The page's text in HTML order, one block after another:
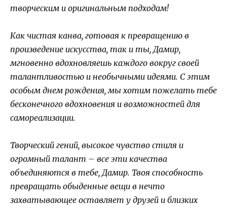
творческим и оригинальным подходам!
Как чистая канва, готовая к превращению в
произведение искусства, так и ты, Дамир,
мгновенно вдохновляешь каждого вокруг своей
талантливостью и необычными идеями. С этим
особым днем рождения, мы хотим пожелать тебе
бесконечного вдохновения и возможностей для
самореализации.
Творческий гений, высокое чувство стиля и
огромный талант – все эти качества
объединяются в тебе, Дамир. Твоя способность
превращать обыденные вещи в нечто
захватывающее оставляет у друзей и близких